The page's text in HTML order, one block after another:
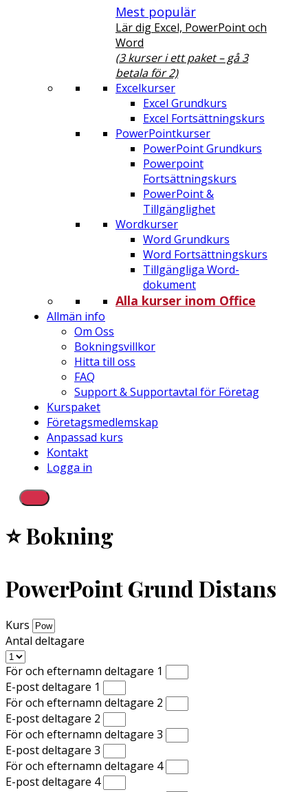
Mest populär
Lär dig Excel, PowerPoint och
Word
(3 kurser i ett paket – gå 3
betala för 2)
Excelkurser
Excel Grundkurs
Excel Fortsättningskurs
PowerPointkurser
PowerPoint Grundkurs
Powerpoint
Fortsättningskurs
PowerPoint &
Tillgänglighet
Wordkurser
Word Grundkurs
Word Fortsättningskurs
Tillgängliga Word-
dokument
Alla kurser inom Office
Allmän info
Om Oss
Bokningsvillkor
Hitta till oss
FAQ
Support & Supportavtal för Företag
Kurspaket
Företagsmedlemskap
Anpassad kurs
Kontakt
Logga in
⭐ Bokning
PowerPoint Grund Distans
Kurs
Antal deltagare
För och efternamn deltagare 1
E-post deltagare 1
För och efternamn deltagare 2
E-post deltagare 2
För och efternamn deltagare 3
E-post deltagare 3
För och efternamn deltagare 4
E-post deltagare 4